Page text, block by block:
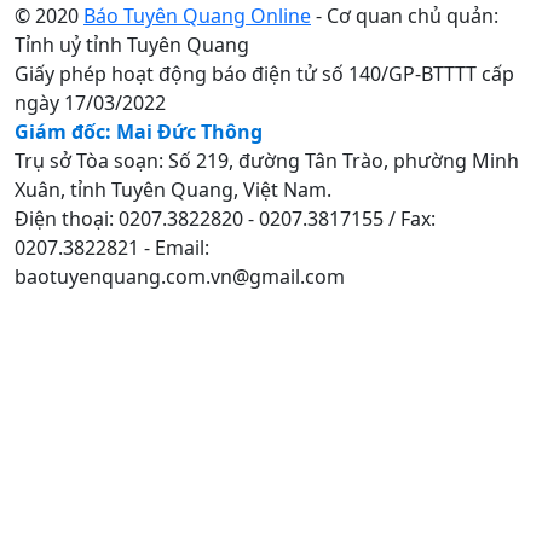
© 2020 Báo Tuyên Quang Online- Cơ quan chủ quản:
Tỉnh uỷ tỉnh Tuyên Quang
Giấy phép hoạt động báo điện tử số 140/GP-BTTTT cấp
ngày 17/03/2022
Giám đốc: Mai Đức Thông
Trụ sở Tòa soạn: Số 219, đường Tân Trào, phường Minh
Xuân, tỉnh Tuyên Quang, Việt Nam.
Điện thoại: 0207.3822820 - 0207.3817155 / Fax:
0207.3822821 - Email:
baotuyenquang.com.vn@gmail.com